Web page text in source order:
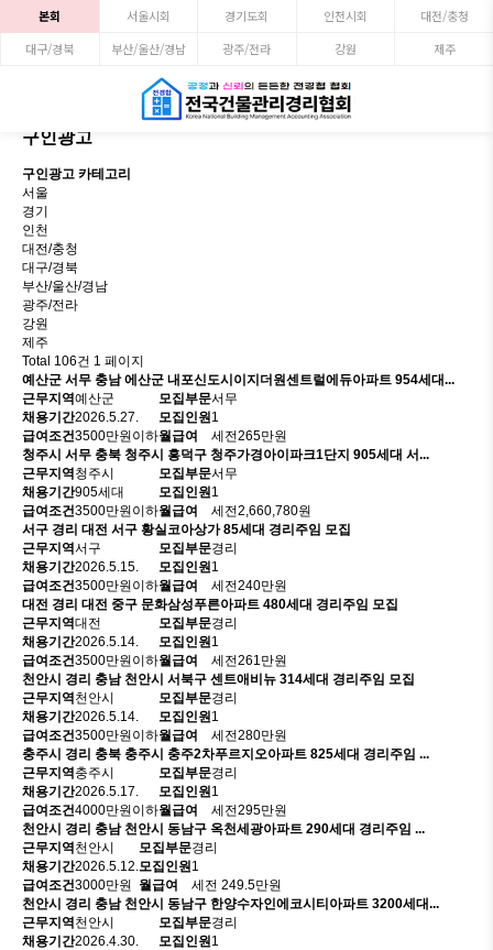
본회 서울시회 경기도회 인천시회
대전/충청
대구/경북
부산/울산/경남 광주/전라 강원 제주
구인광고
구인광고 카테고리
서울
경기
인천
대전/충청
대구/경북
부산/울산/경남
광주/전라
강원
제주
Total 106건 1 페이지
예산군 서무 충남 에산군 내포신도시이지더원센트럴에듀아파트 954세대...
근무지역예산군 모집부문서무
채용기간2026.5.27. 모집인원1
급여조건3500만원이하월급여
세전265만원
청주시 서무 충북 청주시 흥덕구 청주가경아이파크1단지 905세대 서...
근무지역 청주시 모집부문서무
채용기간905세대 모집인원1
급여조건3500만원이하월급여
세전2,660,780원
서구 경리 대전 서구 황실코아상가 85세대 경리주임 모집
근무지역서구 모집부문경리
채용기간2026.5.15. 모집인원1
급여조건3500만원이하월급여
세전240만원
대전 경리 대전 중구 문화삼성푸른아파트 480세대 경리주임 모집
근무지역대전 모집부문경리
채용기간2026.5.14. 모집인원1
급여조건3500만원이하월급여
세전261만원
천안시 경리 충남 천안시 서북구 센트애비뉴 314세대 경리주임 모집
근무지역 천안시 모집부문경리
채용기간2026.5.14. 모집인원1
급여조건3500만원이하월급여
세전280만원
충주시 경리 충북 충주시 충주2차푸르지오아파트 825세대 경리주임 ...
근무지역 충주시 모집부문경리
채용기간2026.5.17. 모집인원1
급여조건4000만원이하월급여
세전295만원
천안시 경리 충남 천안시 동남구 옥천세광아파트 290세대 경리주임 ...
근무지역 천안시 모집부문경리
채용기간2026.5.12.모집인원1
급여조건3000만원 월급여
세전 249.5만원
천안시 경리 충남 천안시 동남구 한양수자인에코시티아파트 3200세대...
근무지역 천안시 모집부문경리
채용기간2026.4.30. 모집인원1